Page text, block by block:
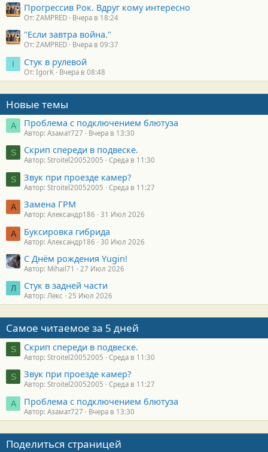
Прогрессив Рок. Вдруг кому интересно
От: ZAMPRED Вчера в 18:24
"Если завтра война."
От: ZAMPRED Вчера в 09:37
I Стук в рулевой
От: IgorK Вчера в 08:48
Новые темы
А Проблема с подключением блютуза
Автор: Азамат727 Вчера в 13:30
S Скрип спереди в подвеске.
Автор: Stroitel20052005 Среда в 11:30
S Звук при проезде камер?
Автор: Stroitel20052005 Среда в 11:27
А Замена ГРМ
Автор: Александр186 31 Июл 2026
А Буксировка гибрида
Автор: Александр186 30 Июл 2026
С Днём рождения Yugin!
Автор: Mihail71 27 Июл 2026
Л Стук в задней части
Автор: Лекс 25 Июл 2026
Самое читаемое за 5 дней
S Скрип спереди в подвеске.
Автор: Stroitel20052005 Среда в 11:30
S Звук при проезде камер?
Автор: Stroitel20052005 Среда в 11:27
А Проблема с подключением блютуза
Автор: Азамат727 Вчера в 13:30
Поделиться страницей